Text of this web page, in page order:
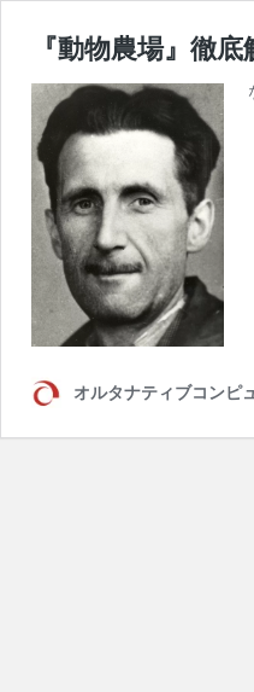
『動物農場』徹
オルタナティブコンピ